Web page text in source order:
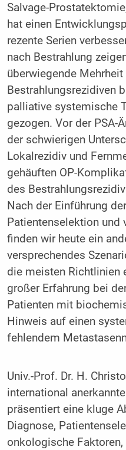
Salvage-
hat einen
rezente Serien
nach Bestrahlung
überwiegende
Bestrahlungsrezidiven
palliative systemische
gezogen. Vor der PSA-
der schwierigen
Lokalrezidiv und
gehäuften OP-
des
Nach der Einführung
Patientenselektion und
finden wir heute ein
versprechendes
die meisten Richtlinien
großer Erfahrung bei
Patienten mit
Hinweis auf einen
fehlendem
Univ.-Prof. Dr. H.
international
präsentiert eine kluge
Diagnose,
onkologische Faktoren,